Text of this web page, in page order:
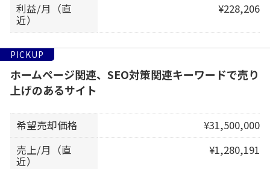
利益/月（直
近）
¥228,206
PICKUP
ホームページ関連、SEO対策関連キーワードで売り
上げのあるサイト
希望売却価格
¥31,500,000
売上/月（直
近）
¥1,280,191